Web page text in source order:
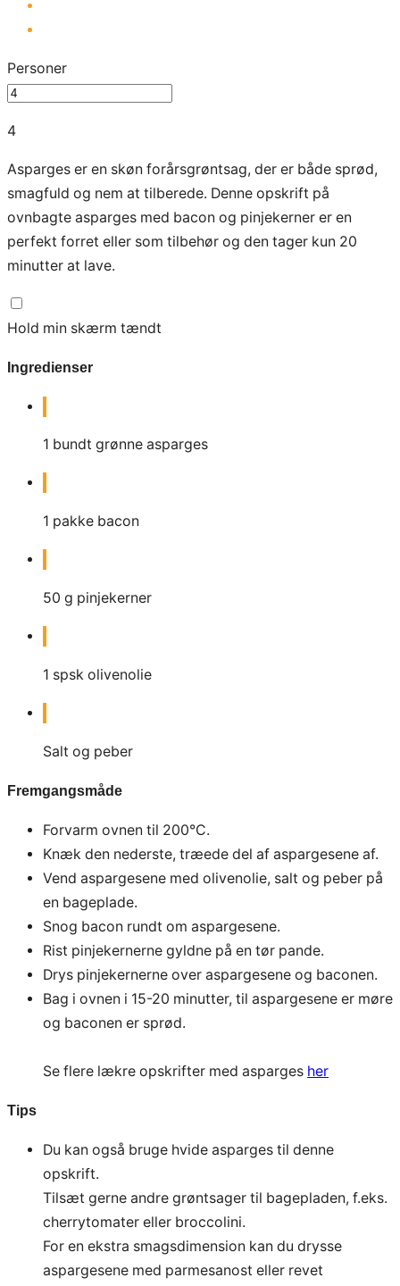
Personer
4
Asparges er en skøn forårsgrøntsag, der er både sprød,
smagfuld og nem at tilberede. Denne opskrift på
ovnbagte asparges med bacon og pinjekerner er en
perfekt forret eller som tilbehør og den tager kun 20
minutter at lave.
Hold min skærm tændt
Ingredienser
1 bundt grønne asparges
1 pakke bacon
50 g pinjekerner
1 spsk olivenolie
Salt og peber
Fremgangsmåde
Forvarm ovnen til 200°C.
Knæk den nederste, træede del af aspargesene af.
Vend aspargesene med olivenolie, salt og peber på
en bageplade.
Snog bacon rundt om aspargesene.
Rist pinjekernerne gyldne på en tør pande.
Drys pinjekernerne over aspargesene og baconen.
Bag i ovnen i 15-20 minutter, til aspargesene er møre
og baconen er sprød.
Se flere lækre opskrifter med asparges her
Tips
Du kan også bruge hvide asparges til denne
opskrift.
Tilsæt gerne andre grøntsager til bagepladen, f.eks.
cherrytomater eller broccolini.
For en ekstra smagsdimension kan du drysse
aspargesene med parmesanost eller revet